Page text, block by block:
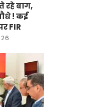
रहे बाग,
! कई
FIR